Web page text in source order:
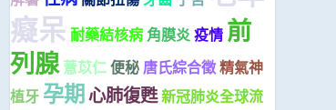
癡呆 耐藥結核病 角膜炎疫情 前
列腺 薏苡仁便秘 唐氏綜合徵精氣神
植牙 孕期 心肺復甦新冠肺炎全球流